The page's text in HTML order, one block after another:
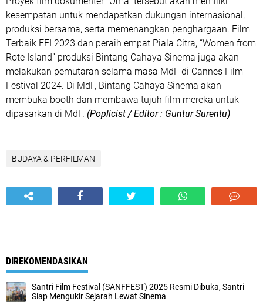
kesempatan untuk mendapatkan dukungan internasional,
produksi bersama, serta memenangkan penghargaan. Film
Terbaik FFI 2023 dan peraih empat Piala Citra, “Women from
Rote Island” produksi Bintang Cahaya Sinema juga akan
melakukan pemutaran selama masa MdF di Cannes Film
Festival 2024. Di MdF, Bintang Cahaya Sinema akan
membuka booth dan membawa tujuh film mereka untuk
dipasarkan di MdF. (Poplicist / Editor : Guntur Surentu)
BUDAYA & PERFILMAN
DIREKOMENDASIKAN
Santri Film Festival (SANFFEST) 2025 Resmi Dibuka, Santri
Siap Mengukir Sejarah Lewat Sinema